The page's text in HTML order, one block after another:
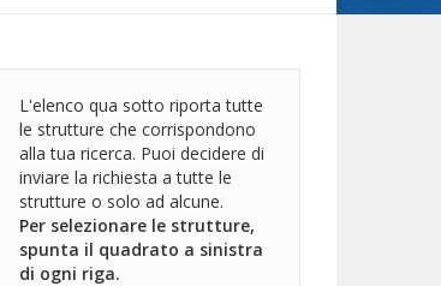
L'elenco qua sotto riporta tutte
le strutture che corrispondono
alla tua ricerca. Puoi decidere di
inviare la richiesta a tutte le
strutture o solo ad alcune.
Per selezionare le strutture,
spunta il quadrato a sinistra
di ogni riga.